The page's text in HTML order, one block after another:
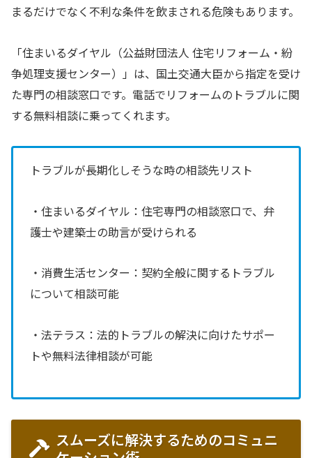
まるだけでなく不利な条件を飲まされる危険もあります。
「住まいるダイヤル（公益財団法人 住宅リフォーム・紛
争処理支援センター）」は、国土交通大臣から指定を受け
た専門の相談窓口です。電話でリフォームのトラブルに関
する無料相談に乗ってくれます。
トラブルが長期化しそうな時の相談先リスト
・住まいるダイヤル：住宅専門の相談窓口で、弁
護士や建築士の助言が受けられる
・消費生活センター：契約全般に関するトラブル
について相談可能
・法テラス：法的トラブルの解決に向けたサポー
トや無料法律相談が可能
スムーズに解決するためのコミュニ